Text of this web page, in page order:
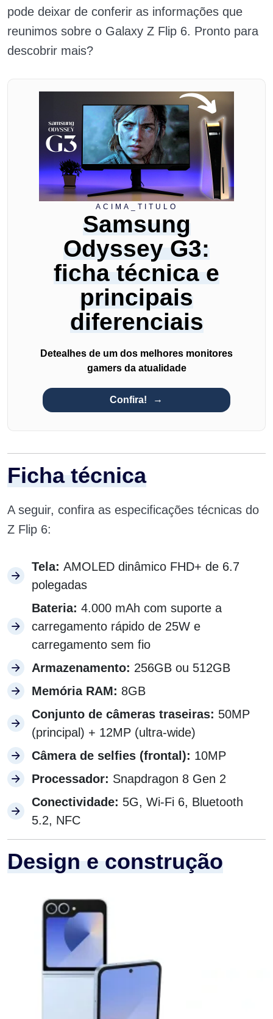
pode deixar de conferir as informações que
reunimos sobre o Galaxy Z Flip 6. Pronto para
descobrir mais?
ACIMA_TITULO
Samsung
Odyssey G3:
ficha técnica e
principais
diferenciais
Detealhes de um dos melhores monitores
gamers da atualidade
Confira!
Ficha técnica
A seguir, confira as especificações técnicas do
Z Flip 6:
Tela: AMOLED dinâmico FHD+ de 6.7
polegadas
Bateria: 4.000 mAh com suporte a
carregamento rápido de 25W e
carregamento sem fio
Armazenamento: 256GB ou 512GB
Memória RAM: 8GB
Conjunto de câmeras traseiras: 50MP
(principal) + 12MP (ultra-wide)
Câmera de selfies (frontal): 10MP
Processador: Snapdragon 8 Gen 2
Conectividade: 5G, Wi-Fi 6, Bluetooth
5.2, NFC
Design e construção